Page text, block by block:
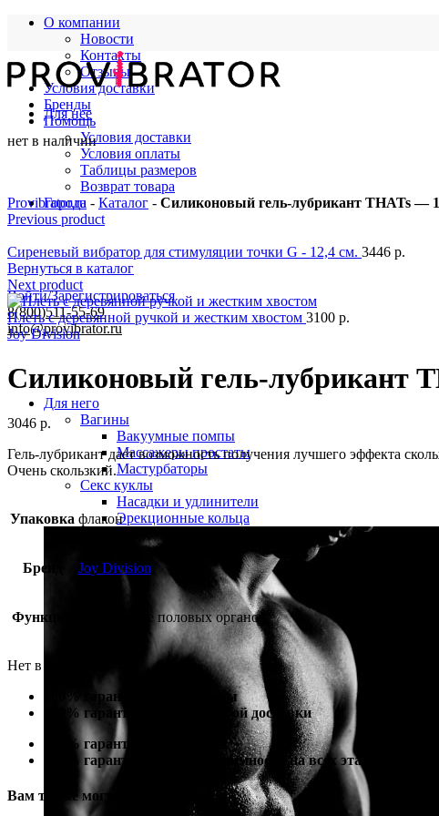
О компании
Новости
Контакты
Отзывы
Условия доставки
Бренды
Помощь
Условия доставки
Условия оплаты
Таблицы размеров
Возврат товара
Города
Войти/Зарегистрироваться
8(800)511-55-69
info@provibrator.ru
Для нее
Для него
Вагины
Вакуумные помпы
Массажеры простаты
Мастурбаторы
Секс куклы
Насадки и удлинители
Эрекционные кольца
нет в наличии
Provibrator.ru - Каталог - Силиконовый гель-лубрикант THATs —
Previous product
Сиреневый вибратор для стимуляции точки G - 12,4 см. 3446 р.
Вернуться в каталог
Next product
Плеть с деревянной ручкой и жестким хвостом 3100 р.
Joy Division
Силиконовый гель-лубрикант
3046 р.
Гель-лубрикант дает возможность получения лучшего эффекта
Очень скользкий.
Упаковка флакон
Бренд Joy Division
Функция увлажнение половых органов
Нет в наличии
100% гарантия лучшей цены
100% гарантия самой быстрой доставки
100% гарантия от подделки
100% гарантия полной анонимности на всех этапах
Вам также могут понадобиться